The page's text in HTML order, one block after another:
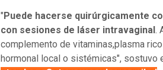
"Puede hacerse quirúrgicamente
con sesiones de láser intravaginal.
complemento de vitaminas,plasma
hormonal local o sistémicas", sostuvo